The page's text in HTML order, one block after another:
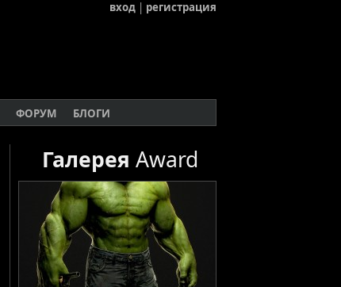
вход | регистрация
ФОРУМ БЛОГИ
Галерея Award